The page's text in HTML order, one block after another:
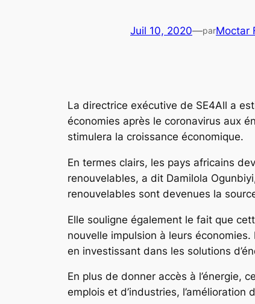
Juil 10, 2020—parMoctar
La directrice exécutive de SE4All a
économies après le coronavirus aux
stimulera la croissance économique.
En termes clairs, les pays africains
renouvelables, a dit Damilola
renouvelables sont devenues la
Elle souligne également le fait que
nouvelle impulsion à leurs
en investissant dans les solutions
En plus de donner accès à l’énergie,
emplois et d’industries,